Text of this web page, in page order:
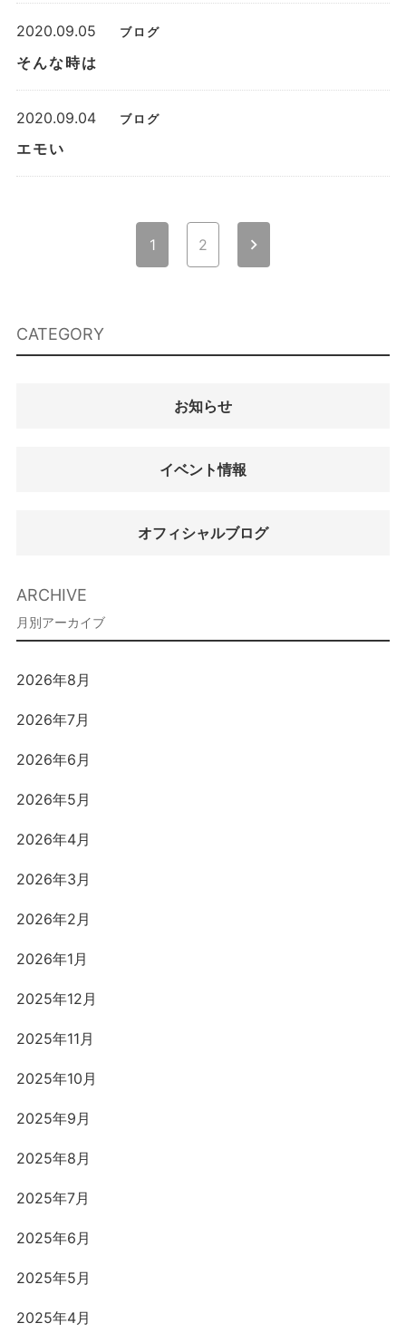
2020.09.05 ブログ
そんな時は
2020.09.04 ブログ
エモい
ゲ
1 2 chevron_right
CATEGORY
お知らせ
イベント情報
オフィシャルブログ
ARCHIVE
2026年8月
2026年7月
2026年6月
2026年5月
2026年4月
2026年3月
2026年2月
2026年1月
2025年12月
2025年11月
2025年10月
2025年9月
2025年8月
2025年7月
2025年6月
2025年5月
2025年4月